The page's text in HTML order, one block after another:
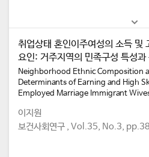
취업상태 혼인이주여성의 소득 및
요인: 거주지역의 민족구성 특성
Neighborhood Ethnic Composition
Determinants of Earning and High
Employed Marriage Immigrant
이지원
보건사회연구 , Vol.35, No.3,